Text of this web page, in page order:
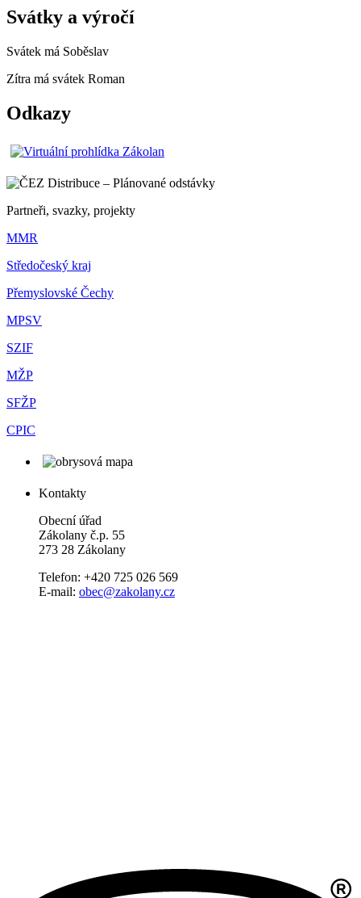
Svátky a výročí
Svátek má Soběslav
Zítra má svátek Roman
Odkazy
Partneři, svazky, projekty
MMR
Středočeský kraj
Přemyslovské Čechy
MPSV
SZIF
MŽP
SFŽP
CPIC
Kontakty
Obecní úřad
Zákolany č.p. 55
273 28 Zákolany
Telefon: +420 725 026 569
E-mail: obec@zakolany.cz